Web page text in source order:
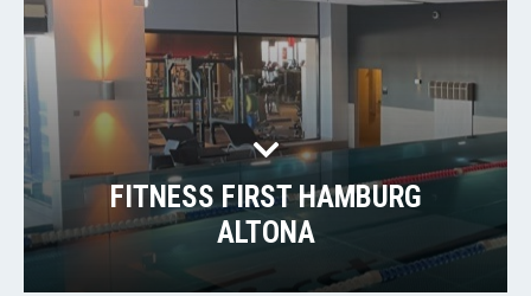
FITNESS FIRST HAMBURG
ALTONA